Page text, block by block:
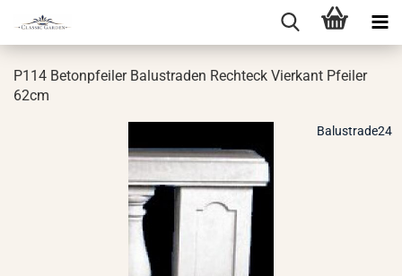
P114 Be­ton­pfei­ler Ba­lus­tra­den Recht­eck Vier­kant Pfei­ler
62cm
Balustrade24